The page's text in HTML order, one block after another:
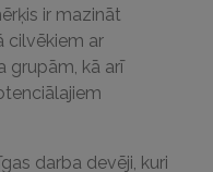
ir mazināt
cilvēkiem ar
grupām, kā arī
darba devēji, kuri